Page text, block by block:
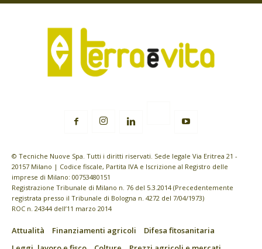
© Tecniche Nuove Spa. Tutti i diritti riservati. Sede legale Via Eritrea 21 -
20157 Milano | Codice fiscale, Partita IVA e Iscrizione al Registro delle
imprese di Milano: 00753480151
Registrazione Tribunale di Milano n. 76 del 5.3.2014 (Precedentemente
registrata presso il Tribunale di Bologna n. 4272 del 7/04/1973)
ROC n. 24344 dell’11 marzo 2014
Attualità Finanziamenti agricoli
Difesa fitosanitaria